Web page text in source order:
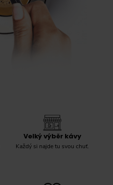
Velký výběr kávy
Každý si najde tu svou chuť.